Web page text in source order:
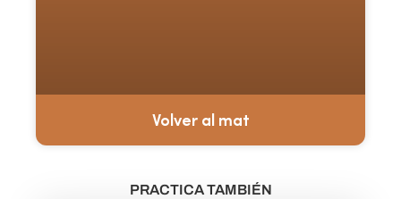
Volver al mat
PRACTICA TAMBIÉN